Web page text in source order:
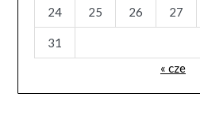
24 25 26 27
31
« cze